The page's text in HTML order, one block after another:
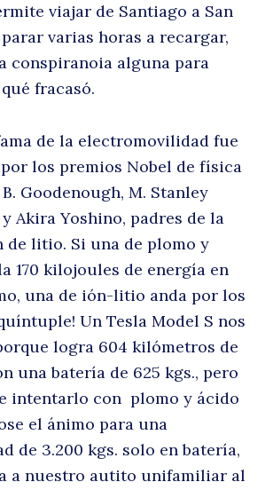
viajar de Santiago a San
varias horas a recargar,
conspiranoia alguna para
fracasó.
de la electromovilidad fue
los premios Nobel de física
B. Goodenough, M. Stanley
Akira Yoshino, padres de la
de litio. Si una de plomo y
170 kilojoules de energía en
una de ión-litio anda por los
Un Tesla Model S nos
logra 604 kilómetros de
una batería de 625 kgs., pero
intentarlo con plomo y ácido
el ánimo para una
de 3.200 kgs. solo en batería,
a nuestro autito unifamiliar al